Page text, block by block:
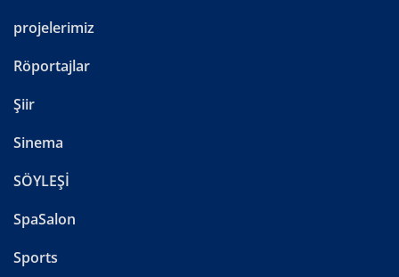
projelerimiz
Röportajlar
Şiir
Sinema
SÖYLEŞİ
SpaSalon
Sports